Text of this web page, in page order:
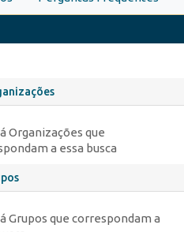
Organizações que
a essa busca
Grupos que correspondam a